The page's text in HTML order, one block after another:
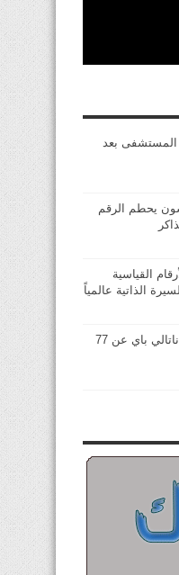
المستشفى بعد
يحطم الرقم
القياسية
الذاتية عالمياً
وفاة الممثلة الفرنسية ناتالي باي عن 77